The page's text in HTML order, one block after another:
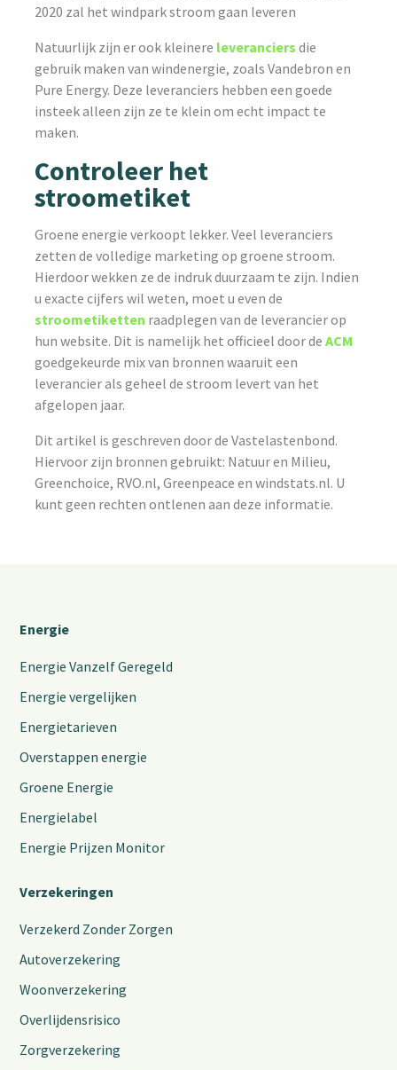
2020 zal het windpark stroom gaan leveren
Natuurlijk zijn er ook kleinere leveranciers die
gebruik maken van windenergie, zoals Vandebron en
Pure Energy. Deze leveranciers hebben een goede
insteek alleen zijn ze te klein om echt impact te
maken.
Controleer het
stroometiket
Groene energie verkoopt lekker. Veel leveranciers
zetten de volledige marketing op groene stroom.
Hierdoor wekken ze de indruk duurzaam te zijn. Indien
u exacte cijfers wil weten, moet u even de
stroometiketten raadplegen van de leverancier op
hun website. Dit is namelijk het officieel door deACM
goedgekeurde mix van bronnen waaruit een
leverancier als geheel de stroom levert van het
afgelopen jaar.
Dit artikel is geschreven door de Vastelastenbond.
Hiervoor zijn bronnen gebruikt: Natuur en Milieu,
Greenchoice, RVO.nl, Greenpeace en windstats.nl. U
kunt geen rechten ontlenen aan deze informatie.
Energie
Energie Vanzelf Geregeld
Energie vergelijken
Energietarieven
Overstappen energie
Groene Energie
Energielabel
Energie Prijzen Monitor
Verzekeringen
Verzekerd Zonder Zorgen
Autoverzekering
Woonverzekering
Overlijdensrisico
Zorgverzekering